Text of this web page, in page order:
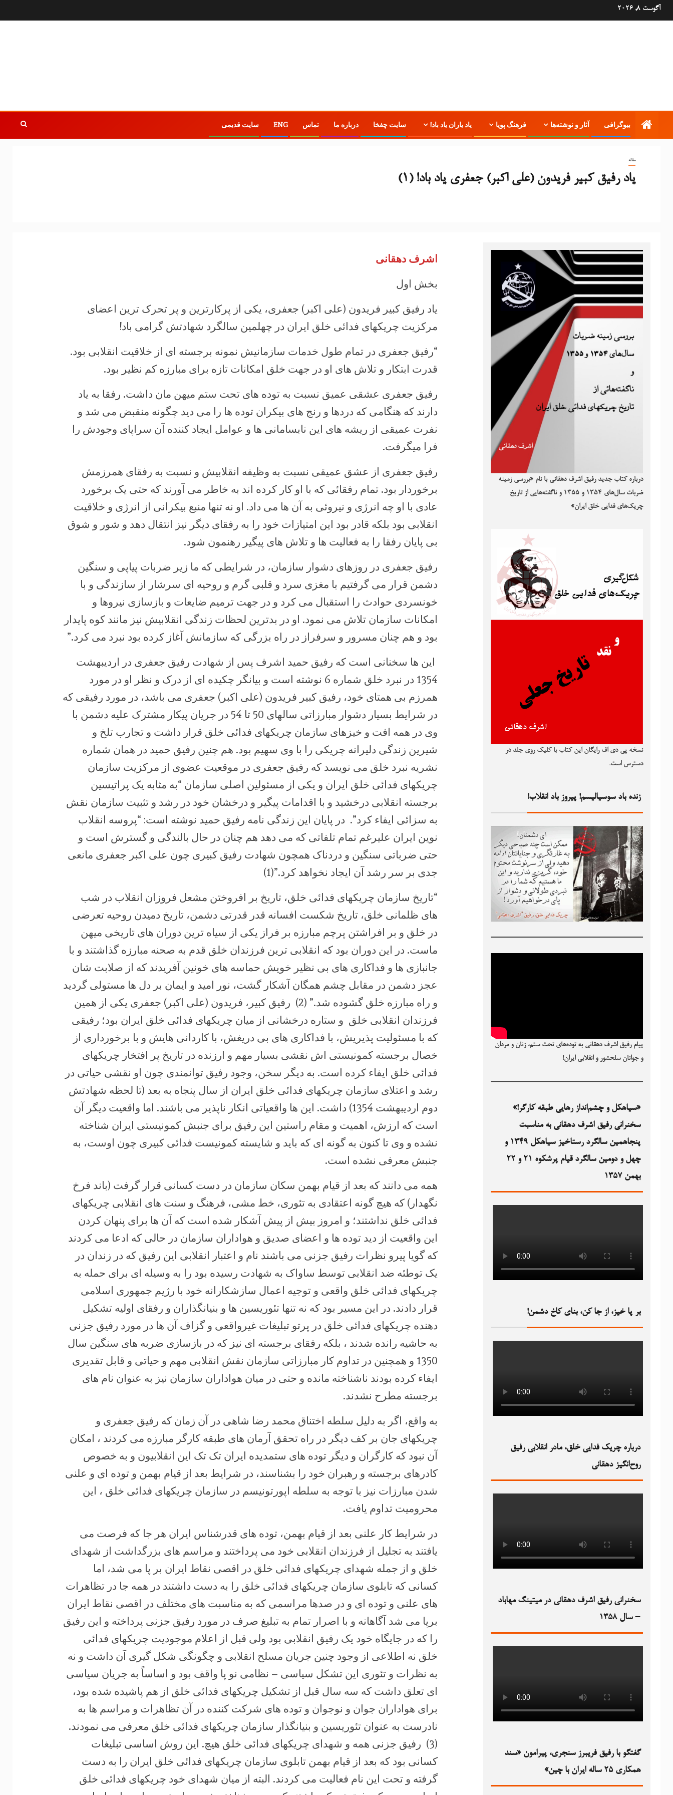
آگوست 8, 2026
بیوگرافی آثار و نوشته‌ها فرهنگ پویا یاد یاران یاد باد! سایت چفخا درباره ما تماس ENG سایت قدیمی
مقاله
یاد رفیق کبیر فریدون (علی اکبر) جعفری یاد باد! (۱)
اشرف دهقانی
بخش اول
یاد رفیق کبیر فریدون (علی اکبر) جعفری، یکی از پرکارترین و پر تحرک ترین اعضای
مرکزیت چریکهای فدائی خلق ایران در چهلمین سالگرد شهادتش گرامی باد!
“رفیق جعفری در تمام طول خدمات سازمانیش نمونه برجسته ای از خلاقیت انقلابی بود.
قدرت ابتکار و تلاش های او در جهت خلق امکانات تازه برای مبارزه کم نظیر بود.
رفیق جعفری عشقی عمیق نسبت به توده های تحت ستم میهن مان داشت. رفقا به یاد
دارند که هنگامی که دردها و رنج های بیکران توده ها را می دید چگونه منقبض می شد و
نفرت عمیقی از ریشه های این نابسامانی ها و عوامل ایجاد کننده آن سراپای وجودش را
فرا میگرفت.
رفیق جعفری از عشق عمیقی نسبت به وظیفه انقلابیش و نسبت به رفقای همرزمش
برخوردار بود. تمام رفقائی که با او کار کرده اند به خاطر می آورند که حتی یک برخورد
عادی با او چه انرژی و نیروئی به آن ها می داد. او نه تنها منبع بیکرانی از انرژی و خلاقیت
انقلابی بود بلکه قادر بود این امتیازات خود را به رفقای دیگر نیز انتقال دهد و شور و شوق
بی پایان رفقا را به فعالیت ها و تلاش های پیگیر رهنمون شود.
رفیق جعفری در روزهای دشوار سازمان، در شرایطی که ما زیر ضربات پیاپی و سنگین
دشمن قرار می گرفتیم با مغزی سرد و قلبی گرم و روحیه ای سرشار از سازندگی و با
خونسردی حوادث را استقبال می کرد و در جهت ترمیم ضایعات و بازسازی نیروها و
امکانات سازمان تلاش می نمود. او در بدترین لحظات زندگی انقلابیش نیز مانند کوه پایدار
بود و هم چنان مسرور و سرفراز در راه بزرگی که سازمانش آغاز کرده بود نبرد می کرد.”
این ها سخنانی است که رفیق حمید اشرف پس از شهادت رفیق جعفری در اردیبهشت
1354 در نبرد خلق شماره 6 نوشته است و بیانگر چکیده ای از درک و نظر او در مورد
همرزم بی همتای خود، رفیق کبیر فریدون (علی اکبر) جعفری می باشد، در مورد رفیقی که
در شرایط بسیار دشوار مبارزاتی سالهای 50 تا 54 در جریان پیکار مشترک علیه دشمن با
وی در همه افت و خیزهای سازمان چریکهای فدائی خلق قرار داشت و تجارب تلخ و
شیرین زندگی دلیرانه چریکی را با وی سهیم بود. هم چنین رفیق حمید در همان شماره
نشریه نبرد خلق می نویسد که رفیق جعفری در موقعیت عضوی از مرکزیت سازمان
چریکهای فدائی خلق ایران و یکی از مسئولین اصلی سازمان “به مثابه یک پراتیسین
برجسته انقلابی درخشید و با اقدامات پیگیر و درخشان خود در رشد و تثبیت سازمان نقش
به سزائی ایفاء کرد”. در پایان این زندگی نامه رفیق حمید نوشته است: “پروسه انقلاب
نوین ایران علیرغم تمام تلفاتی که می دهد هم چنان در حال بالندگی و گسترش است و
حتی ضرباتی سنگین و دردناک همچون شهادت رفیق کبیری چون علی اکبر جعفری مانعی
جدی بر سر رشد آن ایجاد نخواهد کرد.”(1)
“تاریخ سازمان چریکهای فدائی خلق، تاریخ بر افروختن مشعل فروزان انقلاب در شب
های ظلمانی خلق، تاریخ شکست افسانه قدر قدرتی دشمن، تاریخ دمیدن روحیه تعرضی
در خلق و بر افراشتن پرچم مبارزه بر فراز یکی از سیاه ترین دوران های تاریخی میهن
ماست. در این دوران بود که انقلابی ترین فرزندان خلق قدم به صحنه مبارزه گذاشتند و با
جانبازی ها و فداکاری های بی نظیر خویش حماسه های خونین آفریدند که از صلابت شان
عجز دشمن در مقابل چشم همگان آشکار گشت، نور امید و ایمان بر دل ها مستولی گردید
و راه مبارزه خلق گشوده شد.” (2) رفیق کبیر، فریدون (علی اکبر) جعفری یکی از همین
فرزندان انقلابی خلق و ستاره درخشانی از میان چریکهای فدائی خلق ایران بود؛ رفیقی
که با مسئولیت پذیریش، با فداکاری های بی دریغش، با کاردانی هایش و با برخورداری از
خصال برجسته کمونیستی اش نقشی بسیار مهم و ارزنده در تاریخ پر افتخار چریکهای
فدائی خلق ایفاء کرده است. به دیگر سخن، وجود رفیق توانمندی چون او نقشی حیاتی در
رشد و اعتلای سازمان چریکهای فدائی خلق ایران از سال پنجاه به بعد (تا لحظه شهادتش
دوم اردیبهشت 1354) داشت. این ها واقعیاتی انکار ناپذیر می باشند. اما واقعیت دیگر آن
است که ارزش، اهمیت و مقام راستین این رفیق برای جنبش کمونیستی ایران شناخته
نشده و وی تا کنون به گونه ای که باید و شایسته کمونیست فدائی کبیری چون اوست، به
جنبش معرفی نشده است.
همه می دانند که بعد از قیام بهمن سکان سازمان در دست کسانی قرار گرفت (باند فرخ
نگهدار) که هیچ گونه اعتقادی به تئوری، خط مشی، فرهنگ و سنت های انقلابی چریکهای
فدائی خلق نداشتند؛ و امروز بیش از پیش آشکار شده است که آن ها برای پنهان کردن
این واقعیت از دید توده ها و اعضای صدیق و هواداران سازمان در حالی که ادعا می کردند
که گویا پیرو نظرات رفیق جزنی می باشند نام و اعتبار انقلابی این رفیق که در زندان در
یک توطئه ضد انقلابی توسط ساواک به شهادت رسیده بود را به وسیله ای برای حمله به
چریکهای فدائی خلق واقعی و توجیه اعمال سازشکارانه خود با رژیم جمهوری اسلامی
قرار دادند. در این مسیر بود که نه تنها تئوریسین ها و بنیانگذاران و رفقای اولیه تشکیل
دهنده چریکهای فدائی خلق در پرتو تبلیغات غیرواقعی و گزاف آن ها در مورد رفیق جزنی
به حاشیه رانده شدند ، بلکه رفقای برجسته ای نیز که در بازسازی ضربه های سنگین سال
1350 و همچنین در تداوم کار مبارزاتی سازمان نقش انقلابی مهم و حیاتی و قابل تقدیری
ایفاء کرده بودند ناشناخته مانده و حتی در میان هواداران سازمان نیز به عنوان نام های
برجسته مطرح نشدند.
به واقع، اگر به دلیل سلطه اختناق محمد رضا شاهی در آن زمان که رفیق جعفری و
چریکهای جان بر کف دیگر در راه تحقق آرمان های طبقه کارگر مبارزه می کردند ، امکان
آن نبود که کارگران و دیگر توده های ستمدیده ایران تک تک این انقلابیون و به خصوص
کادرهای برجسته و رهبران خود را بشناسند، در شرایط بعد از قیام بهمن و توده ای و علنی
شدن مبارزات نیز با توجه به سلطه اپورتونیسم در سازمان چریکهای فدائی خلق ، این
محرومیت تداوم یافت.
در شرایط کار علنی بعد از قیام بهمن، توده های قدرشناس ایران هر جا که فرصت می
یافتند به تجلیل از فرزندان انقلابی خود می پرداختند و مراسم های بزرگداشت از شهدای
خلق و از جمله شهدای چریکهای فدائی خلق در اقصی نقاط ایران بر پا می شد، اما
کسانی که تابلوی سازمان چریکهای فدائی خلق را به دست داشتند در همه جا در تظاهرات
های علنی و توده ای و در صدها مراسمی که به مناسبت های مختلف در اقصی نقاط ایران
برپا می شد آگاهانه و با اصرار تمام به تبلیغ صرف در مورد رفیق جزنی پرداخته و این رفیق
را که در جایگاه خود یک رفیق انقلابی بود ولی قبل از اعلام موجودیت چریکهای فدائی
خلق نه اطلاعی از وجود چنین جریان مسلح انقلابی و چگونگی شکل گیری آن داشت و نه
به نظرات و تئوری این تشکل سیاسی – نظامی نو پا واقف بود و اساساً به جریان سیاسی
ای تعلق داشت که سه سال قبل از تشکیل چریکهای فدائی خلق از هم پاشیده شده بود،
برای هواداران جوان و نوجوان و توده های شرکت کننده در آن تظاهرات و مراسم ها به
نادرست به عنوان تئوریسین و بنیانگذار سازمان چریکهای فدائی خلق معرفی می نمودند.
(3) رفیق جزنی همه و شهدای چریکهای فدائی خلق هیچ. این روش اساسی تبلیغات
کسانی بود که بعد از قیام بهمن تابلوی سازمان چریکهای فدائی خلق ایران را به دست
گرفته و تحت این نام فعالیت می کردند. البته از میان شهدای خود چریکهای فدائی خلق
درباره کتاب جدید رفیق اشرف دهقانی با نام «بررسی زمینه
ضربات سال‌های ۱۳۵۴ و ۱۳۵۵ و ناگفته‌هایی از تاریخ
چریک‌های فدایی خلق ایران»
نسخه پی دی اف رایگان این کتاب با کلیک روی جلد در
دسترس است.
زنده باد سوسیالیسم! پیروز باد انقلاب!
پیام رفیق اشرف دهقانی به توده‌های تحت ستم، زنان و مردان
و جوانان سلحشور و انقلابی ایران!
«سیاهکل و چشم‌انداز رهایی طبقه کارگر!»
سخنرانی رفیق اشرف دهقانی به مناسبت
پنجاهمین سالگرد رستاخیز سیاهکل ۱۳۴۹‏ و
چهل و دومین سالگرد قیام پرشکوه ۲۱ و ۲۲
بهمن ۱۳۵۷
بر پا خیز، از جا کن، بنای کاخ دشمن!‏
درباره چریک فدایی خلق، مادر انقلابی رفیق
روح‌انگیز دهقانی
سخنرانی رفیق اشرف دهقانی در میتینگ مهاباد
– سال ۱۳۵۸
گفتگو با رفیق فریبرز سنجری، پیرامون «سند
همکاری ۲۵ ساله ایران با چین»